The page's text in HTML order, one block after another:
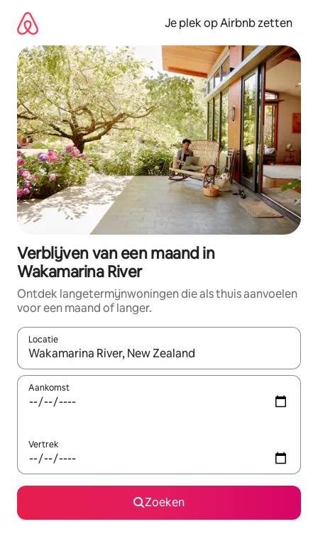
direct
naar
inhoud
Je plek op Airbnb zetten
Verblijven van een maand in
Wakamarina River
Ontdek langetermijnwoningen die als thuis aanvoelen
voor een maand of langer.
Locatie
Wanneer er resultaten beschikbaar zijn, maak je een keuze
Aankomst
Vertrek
Zoeken